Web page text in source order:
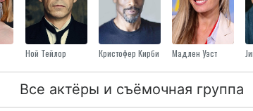
Ной Тейлор Кристофер Кирби Мадлен Уэст
Все актёры и съёмочная группа